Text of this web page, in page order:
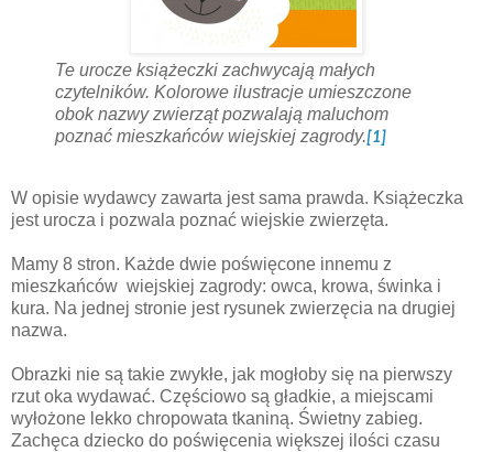
Te urocze książeczki zachwycają małych
czytelników. Kolorowe ilustracje umieszczone
obok nazwy zwierząt pozwalają maluchom
poznać mieszkańców wiejskiej zagrody.[1]
W opisie wydawcy zawarta jest sama prawda. Książeczka
jest urocza i pozwala poznać wiejskie zwierzęta.
Mamy 8 stron. Każde dwie poświęcone innemu z
mieszkańców wiejskiej zagrody: owca, krowa, świnka i
kura. Na jednej stronie jest rysunek zwierzęcia na drugiej
nazwa.
Obrazki nie są takie zwykłe, jak mogłoby się na pierwszy
rzut oka wydawać. Częściowo są gładkie, a miejscami
wyłożone lekko chropowata tkaniną. Świetny zabieg.
Zachęca dziecko do poświęcenia większej ilości czasu